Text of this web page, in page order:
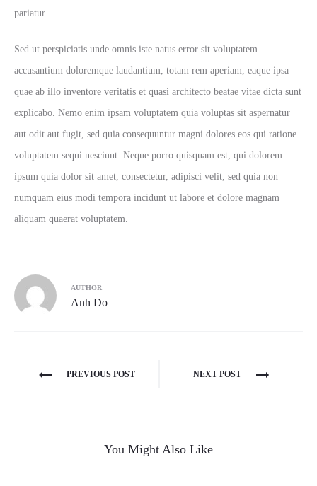
pariatur.
Sed ut perspiciatis unde omnis iste natus error sit voluptatem
accusantium doloremque laudantium, totam rem aperiam, eaque ipsa
quae ab illo inventore veritatis et quasi architecto beatae vitae dicta sunt
explicabo. Nemo enim ipsam voluptatem quia voluptas sit aspernatur
aut odit aut fugit, sed quia consequuntur magni dolores eos qui ratione
voluptatem sequi nesciunt. Neque porro quisquam est, qui dolorem
ipsum quia dolor sit amet, consectetur, adipisci velit, sed quia non
numquam eius modi tempora incidunt ut labore et dolore magnam
aliquam quaerat voluptatem.
AUTHOR
Anh Do
Post
PREVIOUS POST NEXT POST
You Might Also Like